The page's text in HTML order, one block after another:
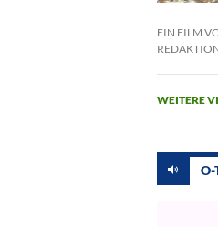
EIN FILM
WEITERE
O-